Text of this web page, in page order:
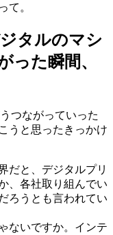
て。
タルのマシ
った瞬間、
つながっていった
うと思ったきっかけ
だと、デジタルプリ
、各社取り組んでい
ろうとも言われてい
ないですか。インテ